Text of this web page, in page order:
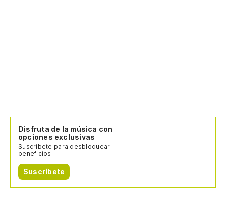
Disfruta de la música con
opciones exclusivas
Suscríbete para desbloquear
beneficios.
Suscríbete